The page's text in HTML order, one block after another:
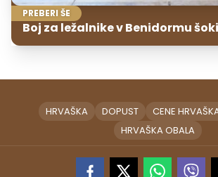
PREBERI ŠE
Boj za ležalnike v Benidormu
HRVAŠKA DOPUST CENE
HRVAŠKA OBALA